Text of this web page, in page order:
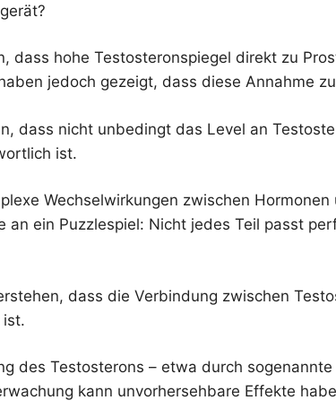
dass hohe Testosteronspiegel direkt zu
jedoch gezeigt, dass diese Annahme
dass nicht unbedingt das Level an
ist.
Wechselwirkungen zwischen Hormonen
an ein Puzzlespiel: Nicht jedes Teil passt
dass die Verbindung zwischen
ist.
des Testosterons – etwa durch
kann unvorhersehbare Effekte